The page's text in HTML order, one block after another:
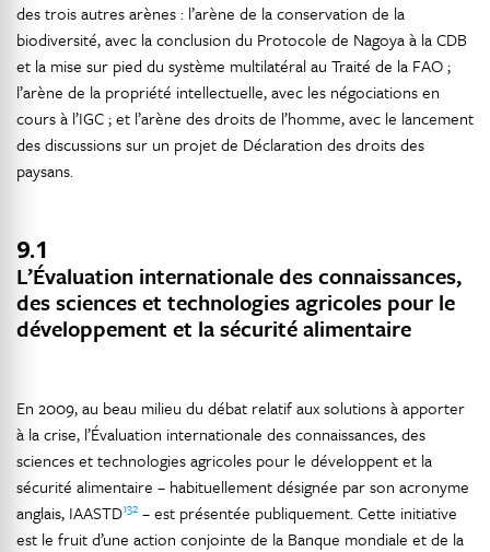
des trois autres arènes : l’arène de la conservation de la
biodiversité, avec la conclusion du Protocole de Nagoya à la CDB
et la mise sur pied du système multilatéral au Traité de la FAO ;
l’arène de la propriété intellectuelle, avec les négociations en
cours à l’IGC ; et l’arène des droits de l’homme, avec le lancement
des discussions sur un projet de Déclaration des droits des
paysans.
9.1
L’Évaluation internationale des connaissances,
des sciences et technologies agricoles pour le
développement et la sécurité alimentaire
En 2009, au beau milieu du débat relatif aux solutions à apporter
à la crise, l’Évaluation internationale des connaissances, des
sciences et technologies agricoles pour le développent et la
sécurité alimentaire – habituellement désignée par son acronyme
anglais, IAASTD132 – est présentée publiquement. Cette initiative
est le fruit d’une action conjointe de la Banque mondiale et de la